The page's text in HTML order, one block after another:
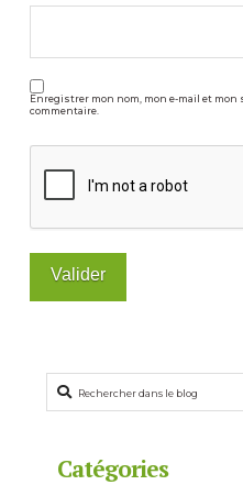
Enregistrer mon nom, mon e-mail et
commentaire.
Rechercher
Catégories